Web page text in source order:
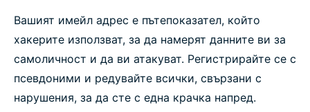
Вашият имейл адрес е пътепоказател, който
хакерите използват, за да намерят данните ви за
самоличност и да ви атакуват. Регистрирайте се с
псевдоними и редувайте всички, свързани с
нарушения, за да сте с една крачка напред.